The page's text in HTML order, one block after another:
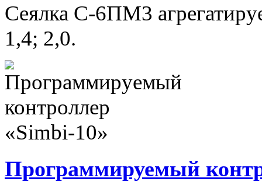
Сеялка С-6ПМ3
1,4; 2,0.
Программируемый